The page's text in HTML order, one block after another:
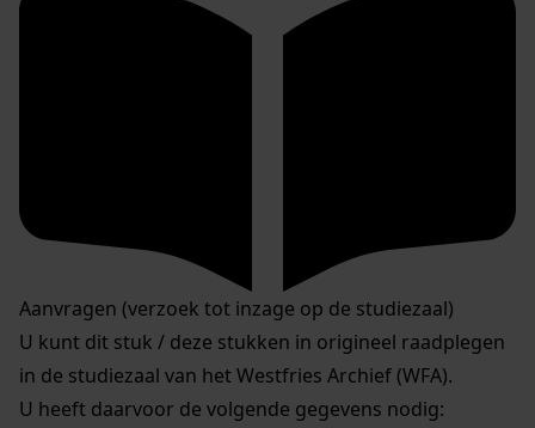
Aanvragen (verzoek tot inzage op de studiezaal)
U kunt dit stuk / deze stukken in origineel raadplegen
in de studiezaal van het Westfries Archief (WFA).
U heeft daarvoor de volgende gegevens nodig: